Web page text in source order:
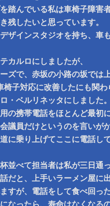
踏んでいる私は車椅子障害
残したいと思っています。
ザインスタジオを持ち、車
カルロにしましたが、
ズで、赤坂の小路の坂では
椅子対応に改善したにも関わ
・ベルリネッタにしました
の携帯電話をほとんど最初
議員だけというのを言いが
に乗り上げてここに電話し
並べて担当者は私が三日通
だと、上手いラーメン屋に
すが、電話をして食べ回っ
なったら、寿命はなくなる